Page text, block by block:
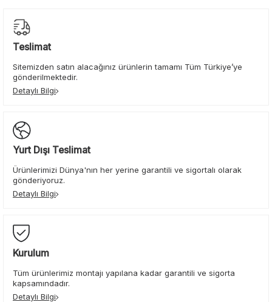
Teslimat
Sitemizden satın alacağınız ürünlerin tamamı Tüm Türkiye’ye
gönderilmektedir.
Detaylı Bilgi
Yurt Dışı Teslimat
Ürünlerimizi Dünya'nın her yerine garantili ve sigortalı olarak
gönderiyoruz.
Detaylı Bilgi
Kurulum
Tüm ürünlerimiz montajı yapılana kadar garantili ve sigorta
kapsamındadır.
Detaylı Bilgi